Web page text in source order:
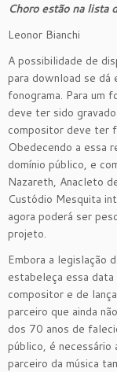
Choro estão na lista
Leonor Bianchi
A possibilidade de
para download se dá
fonograma. Para um
deve ter sido
compositor deve ter
Obedecendo a essa
domínio público, e
Nazareth, Anacleto
Custódio Mesquita
agora poderá ser
projeto.
Embora a legislação
estabeleça essa
compositor e de
parceiro que ainda
dos 70 anos de
público, é
parceiro da música